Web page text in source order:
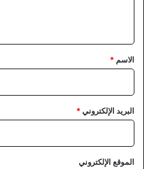
*
الاسم *
البريد الإلكتروني*
الموقع الإلكتروني